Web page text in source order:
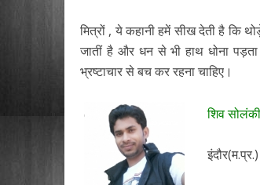
मित्रों , ये कहानी हमें सीख देती है कि
जातीं है और धन से भी हाथ धोना
भ्रष्टाचार से बच कर रहना चाहिए।
शिव सोलंकी
इंदौर(म.प्र.)